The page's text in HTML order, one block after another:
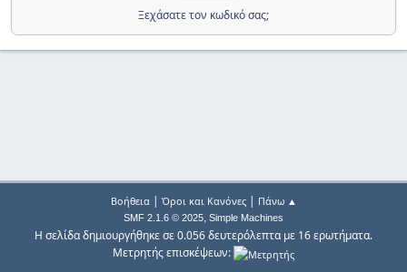
Ξεχάσατε τον κωδικό σας;
Βοήθεια| Όροι και Κανόνες| Πάνω ▲
SMF 2.1.6 © 2025, Simple Machines
Η σελίδα δημιουργήθηκε σε 0.056 δευτερόλεπτα με 16 ερωτήματα.
Μετρητής επισκέψεων: